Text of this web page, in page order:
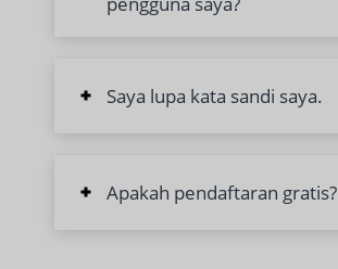
Saya lupa kata sandi saya.
Apakah pendaftaran gratis?